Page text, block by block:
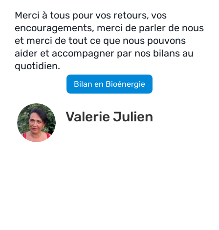
Merci à tous pour vos retours, vos
encouragements, merci de parler de nous
et merci de tout ce que nous pouvons
aider et accompagner par nos bilans au
quotidien.
Bilan en Bioénergie
Valerie Julien